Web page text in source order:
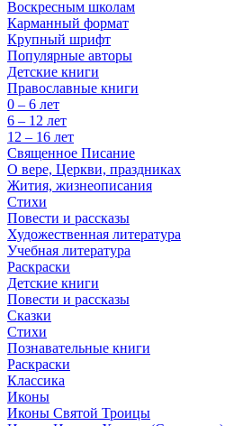
Воскресным школам
Карманный формат
Крупный шрифт
Популярные авторы
Детские книги
Православные книги
0 – 6 лет
6 – 12 лет
12 – 16 лет
Священное Писание
О вере, Церкви, праздниках
Жития, жизнеописания
Стихи
Повести и рассказы
Художественная литература
Учебная литература
Раскраски
Детские книги
Повести и рассказы
Сказки
Стихи
Познавательные книги
Раскраски
Классика
Иконы
Иконы Святой Троицы